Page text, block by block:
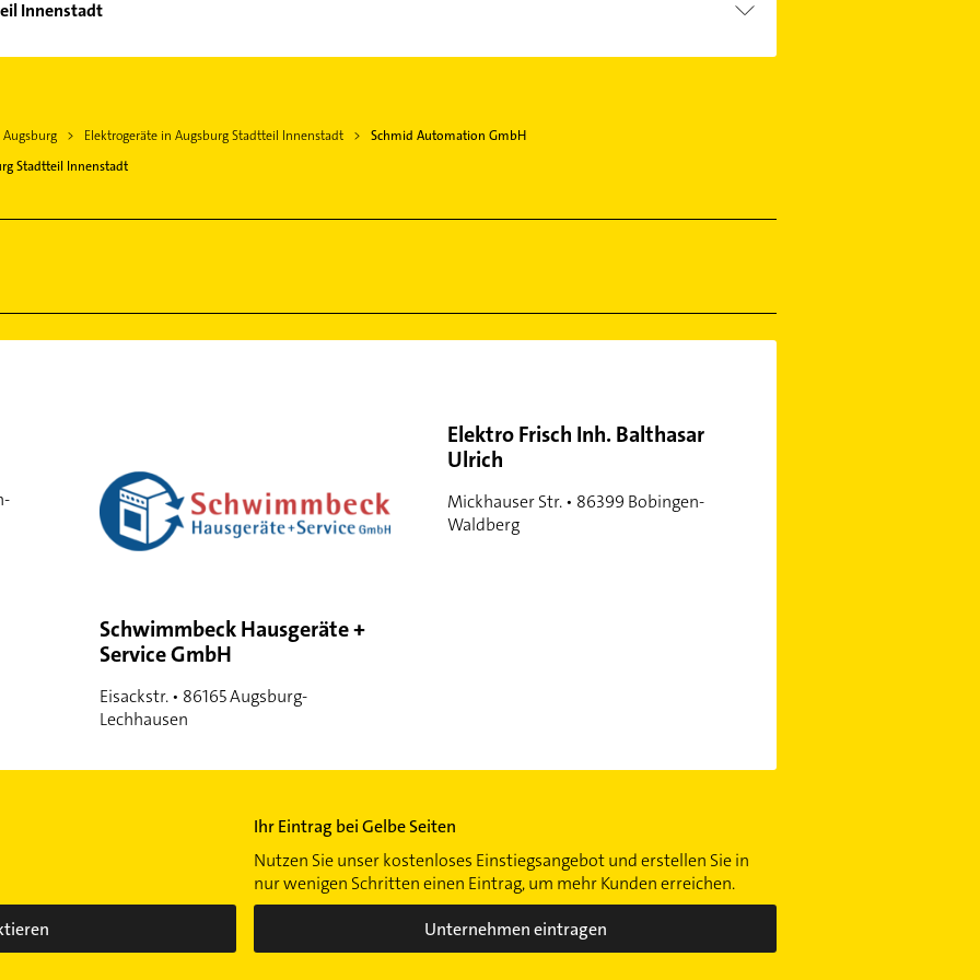
Innenstadt
Augsburg Elektrogeräte in Augsburg Stadtteil Innenstadt
Schmid Automation GmbH
Stadtteil Innenstadt
Schwimmbeck Hausgeräte +
Service GmbH
Eisackstr. • 86165 Augsburg-
Lechhausen
Elektro Frisch Inh. Balthasar
Ulrich
Mickhauser Str. • 86399 Bobingen-
Waldberg
Ihr Eintrag bei Gelbe Seiten
Nutzen Sie unser kostenloses Einstiegsangebot und erstellen Sie in
nur wenigen Schritten einen Eintrag, um mehr Kunden erreichen.
Unternehmen eintragen